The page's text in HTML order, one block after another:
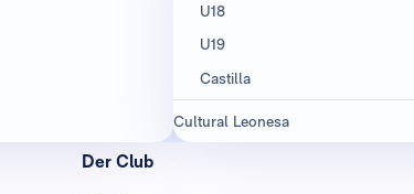
U18
U19
Castilla
Cultural Leonesa
Der Club